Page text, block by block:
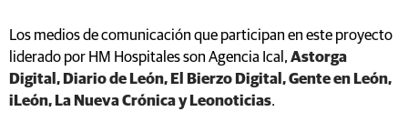
Los medios de comunicación que participan en este proyecto
liderado por HM Hospitales son Agencia Ical, Astorga
Digital, Diario de León, El Bierzo Digital, Gente en León,
iLeón, La Nueva Crónica y Leonoticias.